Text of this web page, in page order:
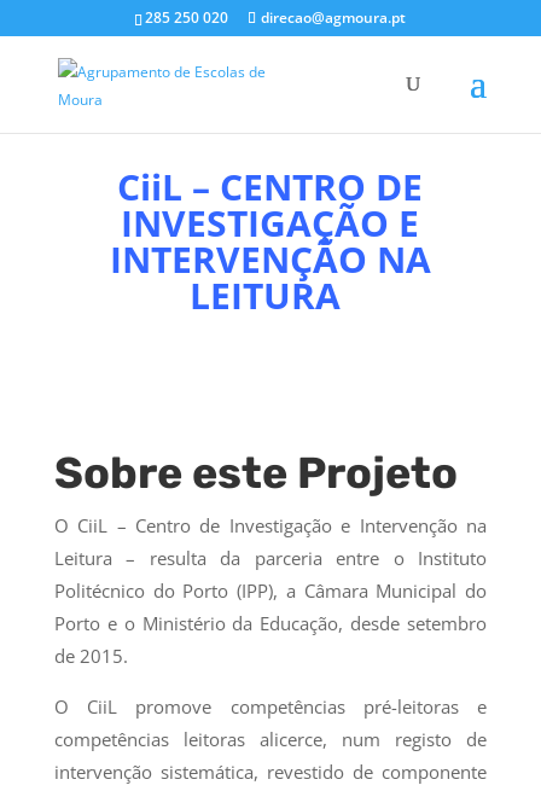
285 250 020 direcao@agmoura.pt
CiiL – CENTRO DE
INVESTIGAÇÃO E
INTERVENÇÃO NA
LEITURA
Sobre este Projeto
O CiiL – Centro de Investigação e Intervenção na
Leitura – resulta da parceria entre o Instituto
Politécnico do Porto (IPP), a Câmara Municipal do
Porto e o Ministério da Educação, desde setembro
de 2015.
O CiiL promove competências pré-leitoras e
competências leitoras alicerce, num registo de
intervenção sistemática, revestido de componente